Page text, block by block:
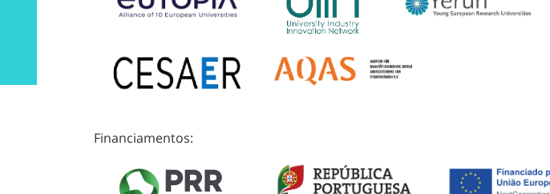
Financiamentos: